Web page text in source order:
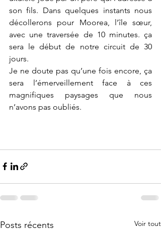
son fils. Dans quelques instants nous
décollerons pour Moorea, l’île sœur,
avec une traversée de 10 minutes. ça
sera le début de notre circuit de 30
jours.
Je ne doute pas qu’une fois encore, ça
sera l’émerveillement face à ces
magnifiques paysages que nous
n’avons pas oubliés.
Posts récents Voir tout